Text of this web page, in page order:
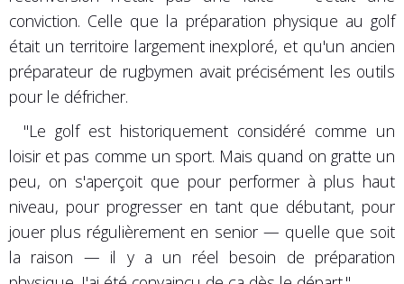
conviction. Celle que la préparation physique au golf
était un territoire largement inexploré, et qu'un ancien
préparateur de rugbymen avait précisément les outils
pour le défricher.
"Le golf est historiquement considéré comme un
loisir et pas comme un sport. Mais quand on gratte un
peu, on s'aperçoit que pour performer à plus haut
niveau, pour progresser en tant que débutant, pour
jouer plus régulièrement en senior — quelle que soit
la raison — il y a un réel besoin de préparation